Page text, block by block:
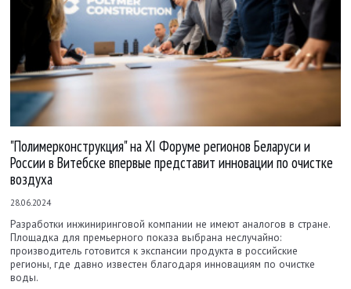
"Полимерконструкция" на XI Форуме регионов Беларуси и
России в Витебске впервые представит инновации по очистке
воздуха
28.06.2024
Разработки инжиниринговой компании не имеют аналогов в стране.
Площадка для премьерного показа выбрана неслучайно:
производитель готовится к экспансии продукта в российские
регионы, где давно известен благодаря инновациям по очистке
воды.